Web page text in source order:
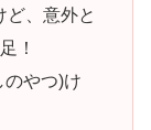
ど、意外と
！
のやつ)け